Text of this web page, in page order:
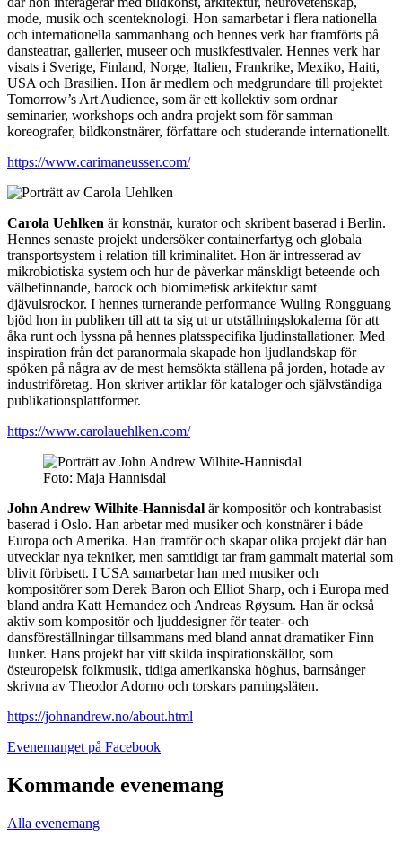
mode, musik och scenteknologi. Hon samarbetar i flera nationella
och internationella sammanhang och hennes verk har framförts på
dansteatrar, gallerier, museer och musikfestivaler. Hennes verk har
visats i Sverige, Finland, Norge, Italien, Frankrike, Mexiko, Haiti,
USA och Brasilien. Hon är medlem och medgrundare till projektet
Tomorrow’s Art Audience, som är ett kollektiv som ordnar
seminarier, workshops och andra projekt som för samman
koreografer, bildkonstnärer, författare och studerande internationellt.
https://www.carimaneusser.com/
Carola Uehlken är konstnär, kurator och skribent baserad i Berlin.
Hennes senaste projekt undersöker containerfartyg och globala
transportsystem i relation till kriminalitet. Hon är intresserad av
mikrobiotiska system och hur de påverkar mänskligt beteende och
välbefinnande, barock och biomimetisk arkitektur samt
djävulsrockor. I hennes turnerande performance Wuling Rongguang
bjöd hon in publiken till att ta sig ut ur utställningslokalerna för att
åka runt och lyssna på hennes platsspecifika ljudinstallationer. Med
inspiration från det paranormala skapade hon ljudlandskap för
spöken på några av de mest hemsökta ställena på jorden, hotade av
industriföretag. Hon skriver artiklar för kataloger och självständiga
publikationsplattformer.
https://www.carolauehlken.com/
Foto: Maja Hannisdal
John Andrew Wilhite-Hannisdal är kompositör och kontrabasist
baserad i Oslo. Han arbetar med musiker och konstnärer i både
Europa och Amerika. Han framför och skapar olika projekt där han
utvecklar nya tekniker, men samtidigt tar fram gammalt material som
blivit förbisett. I USA samarbetar han med musiker och
kompositörer som Derek Baron och Elliot Sharp, och i Europa med
bland andra Katt Hernandez och Andreas Røysum. Han är också
aktiv som kompositör och ljuddesigner för teater- och
dansföreställningar tillsammans med bland annat dramatiker Finn
Iunker. Hans projekt har vitt skilda inspirationskällor, som
östeuropeisk folkmusik, tidiga amerikanska höghus, barnsånger
skrivna av Theodor Adorno och torskars parningsläten.
https://johnandrew.no/about.html
Evenemanget på FacebookÖppnas
ny
Kommande evenemang
Alla evenemang